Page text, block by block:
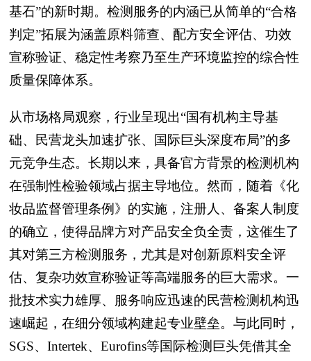
基石”的新时期。检测服务的内涵已从简单的“合格
判定”拓展为涵盖原料筛查、配方安全评估、功效
宣称验证、稳定性考察乃至生产环境监控的综合性
质量保障体系。
从市场格局观察，行业呈现出“国有机构主导基
础、民营龙头加速扩张、国际巨头深度布局”的多
元竞争生态。长期以来，具备官方背景的检测机构
在强制性检验领域占据主导地位。然而，随着《化
妆品监督管理条例》的实施，注册人、备案人制度
的确立，使得品牌方对产品安全负全责，这催生了
其对第三方检测服务，尤其是对创新原料安全评
估、复杂功效宣称验证等高端服务的巨大需求。一
批技术实力雄厚、服务响应迅速的民营检测机构迅
速崛起，在细分领域构建起专业壁垒。与此同时，
SGS、Intertek、Eurofins等国际检测巨头凭借其全